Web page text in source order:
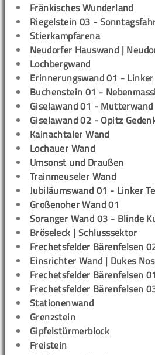
Fränkisches Wunderland
Riegelstein 03 -
Stierkampfarena
Neudorfer Hauswand |
Lochbergwand
Erinnerungswand 01 - Linker
Buchenstein 01 -
Giselawand 01 - Mutterwand
Giselawand 02 - Opitz
Kainachtaler Wand
Lochauer Wand
Umsonst und Draußen
Trainmeuseler Wand
Jubiläumswand 01 - Linker
Großenoher Wand 01
Soranger Wand 03 - Blinde
Bröseleck | Schlusssektor
Frechetsfelder Bärenfelsen
Einsrichter Wand | Dukes
Frechetsfelder Bärenfelsen
Frechetsfelder Bärenfelsen
Stationenwand
Grenzstein
Gipfelstürmerblock
Freistein